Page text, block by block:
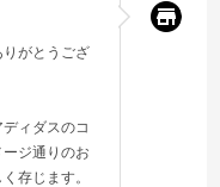
がとうござ
ィダスのコ
ジ通りのお
存じます。